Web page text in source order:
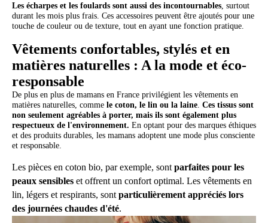
Les écharpes et les foulards sont aussi des incontournables , surtout
durant les mois plus frais. Ces accessoires peuvent être ajoutés pour une
touche de couleur ou de texture, tout en ayant une fonction pratique.
Vêtements confortables, stylés et en
matières naturelles : A la mode et éco-
responsable
De plus en plus de mamans en France privilégient les vêtements en
matières naturelles, comme le coton, le lin ou la laine Ces tissus sont
non seulement agréables à porter, mais ils sont également plus
respectueux de l'environnement. En optant pour des marques éthiques
et des produits durables, les mamans adoptent une mode plus consciente
et responsable.
Les pièces en coton bio, par exemple, sont parfaites pour les
peaux sensibles et offrent un confort optimal. Les vêtements en
lin, légers et respirants, sont particulièrement appréciés lors
des journées chaudes d'été.